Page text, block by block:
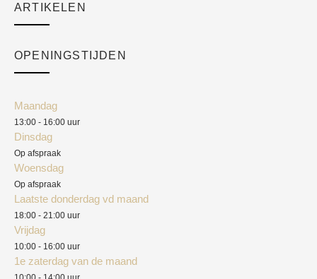
Academy
ARTIKELEN
OPENINGSTIJDEN
Maandag
13:00 - 16:00 uur
Dinsdag
Op afspraak
Woensdag
Op afspraak
Laatste donderdag vd maand
18:00 - 21:00 uur
Vrijdag
10:00 - 16:00 uur
1e zaterdag van de maand